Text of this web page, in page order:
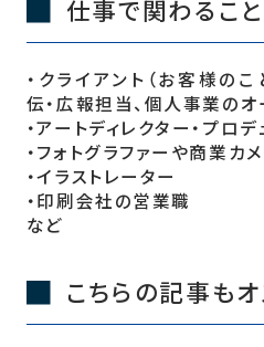
仕事で関わるこ
・クライアント（お客様の
伝・広報担当、個人事業の
・アートディレクター・プロ
・フォトグラファーや商業カ
・イラストレーター
・印刷会社の営業職
など
こちらの記事も